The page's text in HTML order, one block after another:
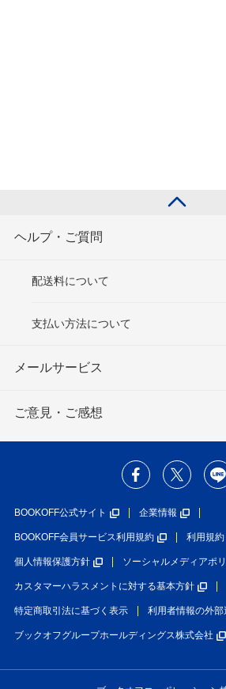
ヘルプ・ご質問
配送料について
支払い方法について
メールサービス
ご意見・ご感想
BOOKOFF公式サイト 企業情報
BOOKOFF会員サービス利用規約 利用規約
個人情報保護方針 ソーシャルメディアポ
カスタマーハラスメントに対する基本方針
特定商取引法に基づく表示 利用者情報の外
ブックオフグループホールディングス株式会社